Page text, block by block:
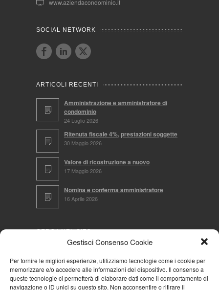
Gestisci Consenso Cookie
Per fornire le migliori esperienze, utilizziamo tecnologie come i cookie per
memorizzare e/o accedere alle informazioni del dispositivo. Il consenso a
queste tecnologie ci permetterà di elaborare dati come il comportamento di
navigazione o ID unici su questo sito. Non acconsentire o ritirare il
www.aziendacondominio.it
SOCIAL NETWORK
ARTICOLI RECENTI
Amministrazione e amministratore di
condominio
24 Luglio 2026
Ritenuta fiscale 4%, prestazioni soggette
30 Maggio 2026
Valore di ricostruzione a nuovo
17 Maggio 2026
Nomina e conferma amministratore
16 Aprile 2026
CERCA NEL SITO
NAVIGA PER